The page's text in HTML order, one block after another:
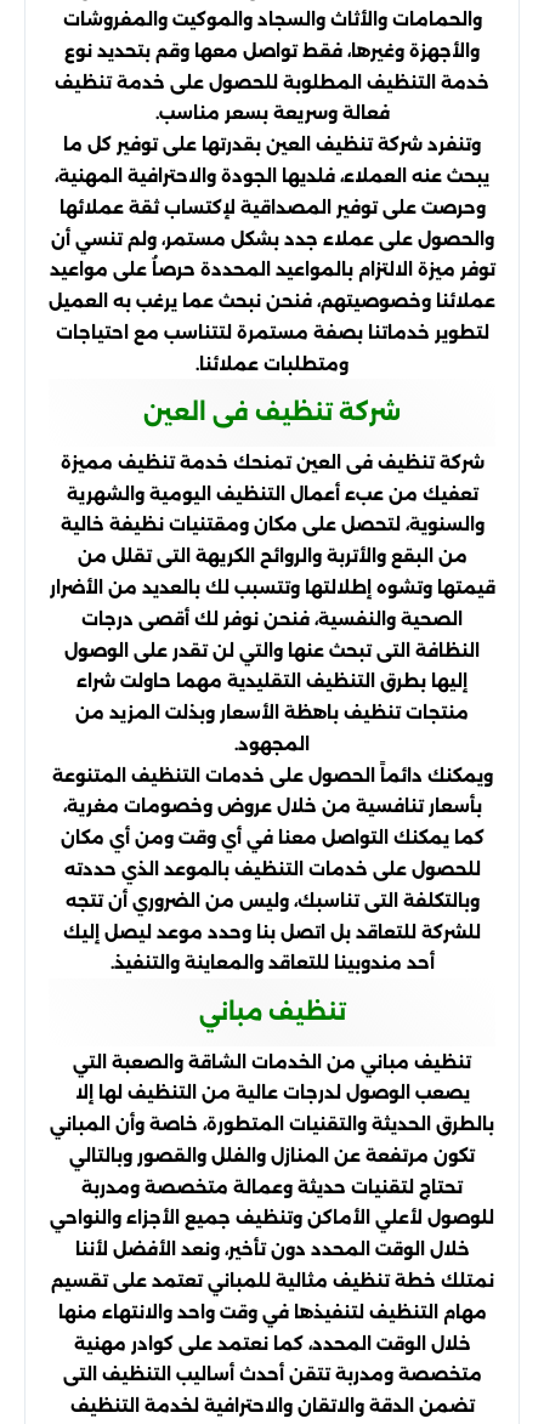
والحمامات والأثاث والسجاد والموكيت والمفروشات
والأجهزة وغيرها، فقط تواصل معها وقم بتحديد نوع
خدمة التنظيف المطلوبة للحصول على خدمة تنظيف
فعالة وسريعة بسعر مناسب.
وتنفرد شركة تنظيف العين بقدرتها على توفير كل ما
يبحث عنه العملاء، فلديها الجودة والاحترافية المهنية،
وحرصت على توفير المصداقية لإكتساب ثقة عملائها
والحصول على عملاء جدد بشكل مستمر، ولم تنسي أن
توفر ميزة الالتزام بالمواعيد المحددة حرصاُ على مواعيد
عملائنا وخصوصيتهم، فنحن نبحث عما يرغب به العميل
لتطوير خدماتنا بصفة مستمرة لتتناسب مع احتياجات
ومتطلبات عملائنا.
شركة تنظيف فى العين
شركة تنظيف فى العين تمنحك خدمة تنظيف مميزة
تعفيك من عبء أعمال التنظيف اليومية والشهرية
والسنوية، لتحصل على مكان ومقتنيات نظيفة خالية
من البقع والأتربة والروائح الكريهة التى تقلل من
قيمتها وتشوه إطلالتها وتتسبب لك بالعديد من الأضرار
الصحية والنفسية، فنحن نوفر لك أقصى درجات
النظافة التى تبحث عنها والتي لن تقدر على الوصول
إليها بطرق التنظيف التقليدية مهما حاولت شراء
منتجات تنظيف باهظة الأسعار وبذلت المزيد من
المجهود.
ويمكنك دائماً الحصول على خدمات التنظيف المتنوعة
بأسعار تنافسية من خلال عروض وخصومات مغرية،
كما يمكنك التواصل معنا في أي وقت ومن أي مكان
للحصول على خدمات التنظيف بالموعد الذي حددته
وبالتكلفة التى تناسبك، وليس من الضروري أن تتجه
للشركة للتعاقد بل اتصل بنا وحدد موعد ليصل إليك
أحد مندوبينا للتعاقد والمعاينة والتنفيذ.
تنظيف مباني
تنظيف مباني من الخدمات الشاقة والصعبة التي
يصعب الوصول لدرجات عالية من التنظيف لها إلا
بالطرق الحديثة والتقنيات المتطورة، خاصة وأن المباني
تكون مرتفعة عن المنازل والفلل والقصور وبالتالي
تحتاج لتقنيات حديثة وعمالة متخصصة ومدربة
للوصول لأعلي الأماكن وتنظيف جميع الأجزاء والنواحي
خلال الوقت المحدد دون تأخير، ونعد الأفضل لأننا
نمتلك خطة تنظيف مثالية للمباني تعتمد على تقسيم
مهام التنظيف لتنفيذها في وقت واحد والانتهاء منها
خلال الوقت المحدد، كما نعتمد على كوادر مهنية
متخصصة ومدربة تتقن أحدث أساليب التنظيف التى
تضمن الدقة والاتقان والاحترافية لخدمة التنظيف